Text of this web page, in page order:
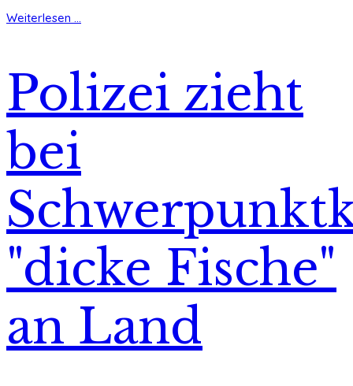
Weiterlesen ...
Polizei zieht
bei
"dicke Fische"
an Land